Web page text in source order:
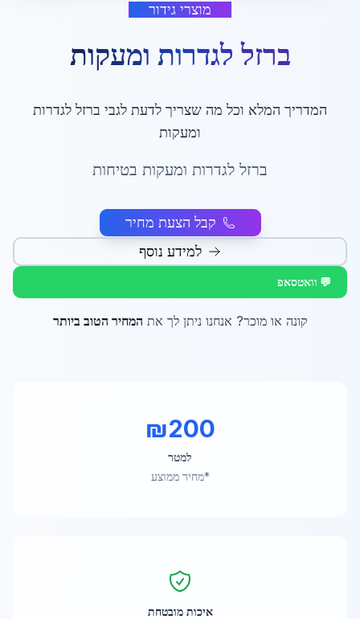
מוצרי גידור
ברזל לגדרות ומעקות
המדריך המלא וכל מה שצריך לדעת לגבי ברזל לגדרות
ומעקות
ברזל לגדרות ומעקות בטיחות
קבל הצעת מחיר
למידע נוסף
💬 וואטסאפ
קונה או מוכר? אנחנו ניתן לך את המחיר הטוב ביותר
₪200
למטר
*מחיר ממוצע
איכות מובטחת